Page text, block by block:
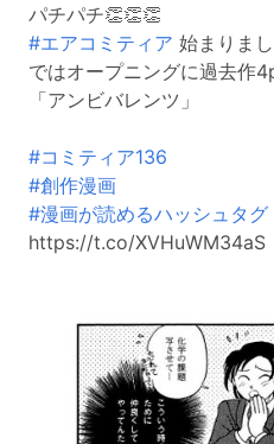
パチパチ👏👏👏
#エアコミティア 始まりま
ではオープニングに過去作
「アンビバレンツ」
#コミティア136
#創作漫画
#漫画が読めるハッシュタグ
https://t.co/XVHuWM34aS